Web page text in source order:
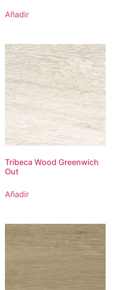
Añadir
Tribeca Wood Greenwich
Out
Añadir